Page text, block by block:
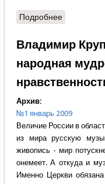
Подробнеео Виктор
Владимир
народная
Архив:
№1 январь 2009
Величие России в
из мира русскую
живопись - мир
онемеет. А откуда и
Именно Церкви